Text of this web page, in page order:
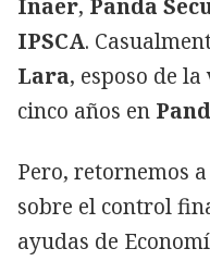
Inaer, Panda
IPSCA.
Lara, esposo de
cinco años en
Pero, retornemos
sobre el control
ayudas de